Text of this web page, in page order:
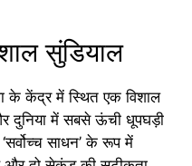
सुंडियाल
के केंद्र में स्थित एक विशाल
दुनिया में सबसे ऊंची धूपघड़ी
साधन’ के रूप में